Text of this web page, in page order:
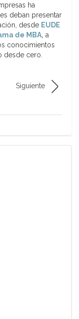
ha
deban presentar
desde EUDE
de MBA, a
conocimientos
desde cero.
Siguiente